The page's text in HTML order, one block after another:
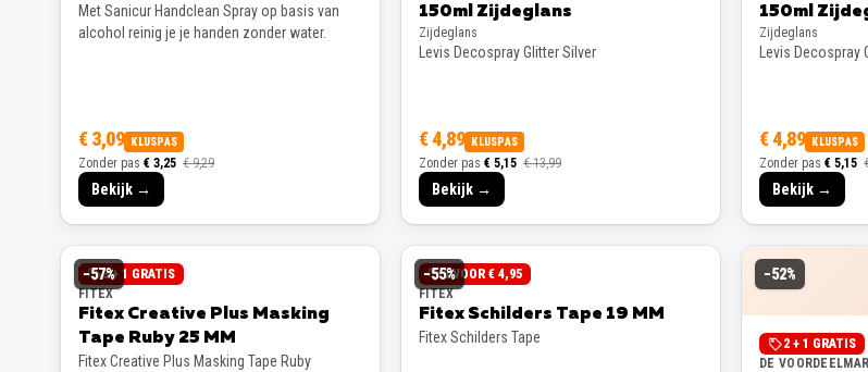
Met Sanicur Handclean Spray op basis van
alcohol reinig je je handen zonder water.
€ 3,09 KLUSPAS
Zonder pas € 3,25 € 9,29
Bekijk →
150ml Zijdeglans
Zijdeglans
Levis Decospray Glitter Silver
€ 4,89 KLUSPAS
Zonder pas € 5,15 € 13,99
Bekijk →
150ml
Zijdeglans
Levis Decospray
€ 4,89 KLUSPAS
Zonder pas € 5,15
Bekijk →
−57%
3 + 1 GRATIS
FITEX
Fitex Creative Plus Masking
Tape Ruby 25 MM
Fitex Creative Plus Masking Tape Ruby
−55%
3 VOOR € 4,95
FITEX
Fitex Schilders Tape 19 MM
Fitex Schilders Tape
−52%
2 + 1 GRATIS
DE